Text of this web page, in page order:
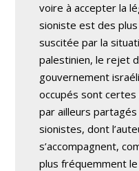
voire à accepter la
sioniste est des plus
suscitée par la
palestinien, le rejet
gouvernement
occupés sont
par ailleurs
sionistes, dont
s’accompagnent,
plus fréquemment